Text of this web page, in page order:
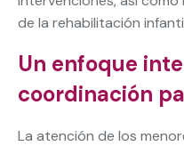
de la rehabilitación
Un enfoque
coordinación
La atención de los